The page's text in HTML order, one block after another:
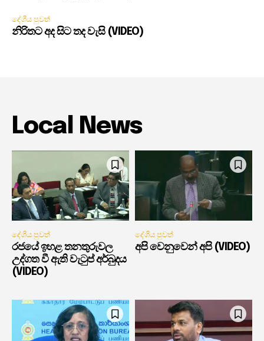
දේශීය පුවත්
නිරිතට අද සිට තද වැසි (VIDEO)
Local News
දේශීය පුවත්
රජයේ ඉහළ තනතුරුවල
උද්ගත වී ඇති වැටුප් අර්බුදය
(VIDEO)
දේශීය පුවත්
අපි වෙනුවෙන් අපි (VIDEO)